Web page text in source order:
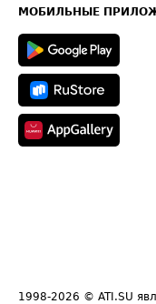
Техническая информация
МОБИЛЬНЫЕ
1998-2026 © ATI.SU